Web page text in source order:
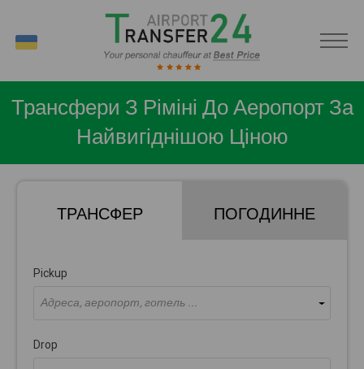
Трансфери З Ріміні До Аеропорт За
Найвигіднішою Ціною
ТРАНСФЕР ПОГОДИННЕ
Pickup
Адреса, аеропорт, готель ...
Drop